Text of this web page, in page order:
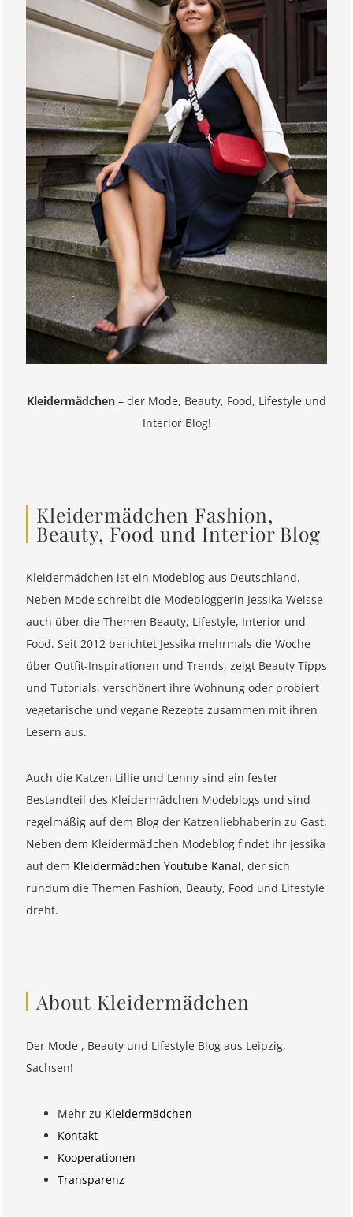
Kleidermädchen – der Mode, Beauty, Food, Lifestyle und
Interior Blog!
Kleidermädchen Fashion,
Beauty, Food und Interior Blog
Kleidermädchen ist ein Modeblog aus Deutschland.
Neben Mode schreibt die Modebloggerin Jessika Weisse
auch über die Themen Beauty, Lifestyle, Interior und
Food. Seit 2012 berichtet Jessika mehrmals die Woche
über Outfit-Inspirationen und Trends, zeigt Beauty Tipps
und Tutorials, verschönert ihre Wohnung oder probiert
vegetarische und vegane Rezepte zusammen mit ihren
Lesern aus.
Auch die Katzen Lillie und Lenny sind ein fester
Bestandteil des Kleidermädchen Modeblogs und sind
regelmäßig auf dem Blog der Katzenliebhaberin zu Gast.
Neben dem Kleidermädchen Modeblog findet ihr Jessika
auf dem Kleidermädchen Youtube Kanal, der sich
rundum die Themen Fashion, Beauty, Food und Lifestyle
dreht.
About Kleidermädchen
Der Mode , Beauty und Lifestyle Blog aus Leipzig,
Sachsen!
Mehr zu Kleidermädchen
Kontakt
Kooperationen
Transparenz